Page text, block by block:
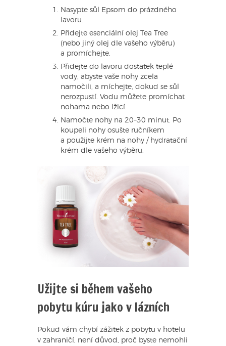
Nasypte sůl Epsom do prázdného
lavoru.
Přidejte esenciální olej Tea Tree
(nebo jiný olej dle vašeho výběru)
a promíchejte.
Přidejte do lavoru dostatek teplé
vody, abyste vaše nohy zcela
namočili, a míchejte, dokud se sůl
nerozpustí. Vodu můžete promíchat
nohama nebo lžicí.
Namočte nohy na 20–30 minut. Po
koupeli nohy osušte ručníkem
a použijte krém na nohy / hydratační
krém dle vašeho výběru.
Užijte si během vašeho
pobytu kúru jako v lázních
Pokud vám chybí zážitek z pobytu v hotelu
v zahraničí, není důvod, proč byste nemohli